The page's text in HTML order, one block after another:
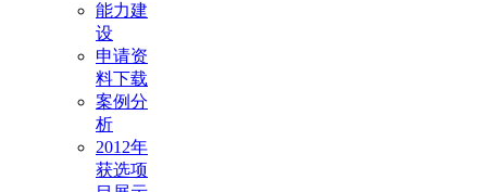
能力建
设
申请资
料下载
案例分
析
2012年
获选项